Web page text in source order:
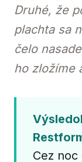
Druhé, že
plachta sa
čelo
ho zložíme
Cez